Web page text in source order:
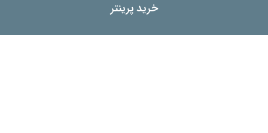
خرید پرینتر